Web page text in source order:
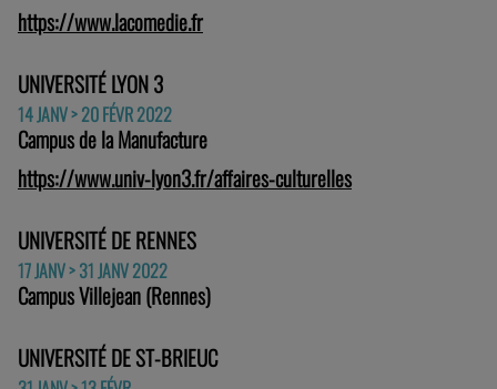
https://www.lacomedie.fr
UNIVERSITÉ LYON 3
14 JANV > 20 FÉVR 2022
Campus de la Manufacture
https://www.univ-lyon3.fr/affaires-culturelles
UNIVERSITÉ DE RENNES
17 JANV > 31 JANV 2022
Campus Villejean (Rennes)
UNIVERSITÉ DE ST-BRIEUC